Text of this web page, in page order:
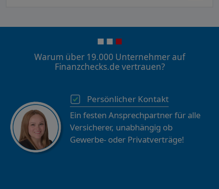
Warum über 19.000 Unternehmer auf
Finanzchecks.de vertrauen?
Persönlicher Kontakt
Ein festen Ansprechpartner für alle
Versicherer, unabhängig ob
Gewerbe- oder Privatverträge!